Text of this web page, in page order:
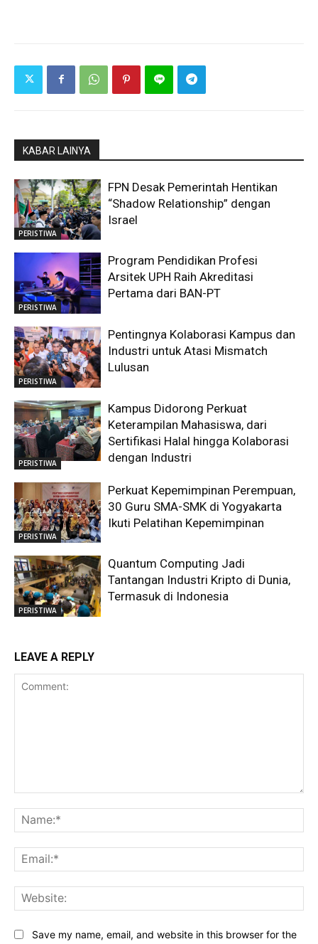
KABAR LAINYA
PERISTIWA
FPN Desak Pemerintah Hentikan
“Shadow Relationship” dengan
Israel
PERISTIWA
Program Pendidikan Profesi
Arsitek UPH Raih Akreditasi
Pertama dari BAN-PT
PERISTIWA
Pentingnya Kolaborasi Kampus dan
Industri untuk Atasi Mismatch
Lulusan
PERISTIWA
Kampus Didorong Perkuat
Keterampilan Mahasiswa, dari
Sertifikasi Halal hingga Kolaborasi
dengan Industri
PERISTIWA
Perkuat Kepemimpinan Perempuan,
30 Guru SMA-SMK di Yogyakarta
Ikuti Pelatihan Kepemimpinan
PERISTIWA
Quantum Computing Jadi
Tantangan Industri Kripto di Dunia,
Termasuk di Indonesia
LEAVE A REPLY
Save my name, email, and website in this browser for the